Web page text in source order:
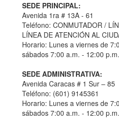
SEDE PRINCIPAL:
Avenida 1ra # 13A - 61
Teléfono: CONMUTADOR /
LÍNEA DE ATENCIÓN AL
Horario: Lunes a viernes de
sábados 7:00 a.m. - 12:00 p.m.
SEDE ADMINISTRATIVA:
Avenida Caracas # 1 Sur – 85
Teléfono: (601) 9145361
Horario: Lunes a viernes de
sábados 7:00 a.m. - 12:00 p.m.